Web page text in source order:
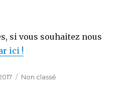
si vous souhaitez nous
ici !
Catégories
Non classé